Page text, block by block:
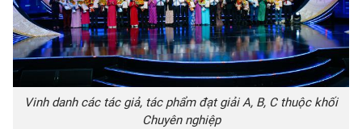
Vinh danh các tác giả, tác phẩm đạt giải A, B, C thuộc khối
Chuyên nghiệp